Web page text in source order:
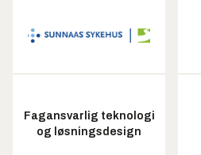
Fagansvarlig teknologi
og løsningsdesign